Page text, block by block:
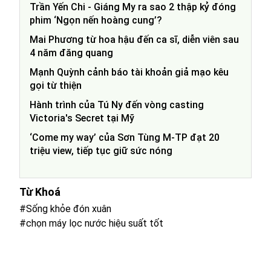
Trần Yến Chi - Giáng My ra sao 2 thập kỷ đóng
phim ‘Ngọn nến hoàng cung’?
Mai Phương từ hoa hậu đến ca sĩ, diễn viên sau
4 năm đăng quang
Mạnh Quỳnh cảnh báo tài khoản giả mạo kêu
gọi từ thiện
Hành trình của Tú Ny đến vòng casting
Victoria's Secret tại Mỹ
‘Come my way’ của Sơn Tùng M-TP đạt 20
triệu view, tiếp tục giữ sức nóng
Từ Khoá
#Sống khỏe đón xuân
#chọn máy lọc nước hiệu suất tốt